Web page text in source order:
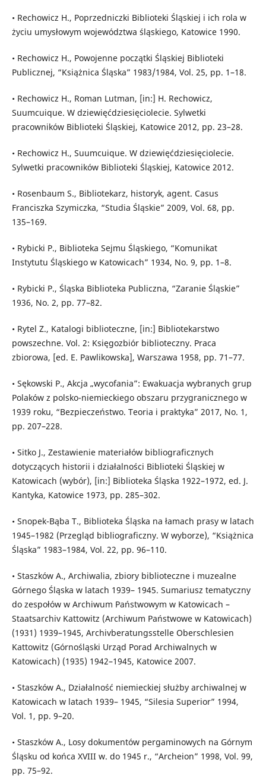
• Rechowicz H., Poprzedniczki Biblioteki Śląskiej i ich rola w
życiu umysłowym województwa śląskiego, Katowice 1990.
• Rechowicz H., Powojenne początki Śląskiej Biblioteki
Publicznej, “Książnica Śląska” 1983/1984, Vol. 25, pp. 1–18.
• Rechowicz H., Roman Lutman, [in:] H. Rechowicz,
Suumcuique. W dziewięćdziesięciolecie. Sylwetki
pracowników Biblioteki Śląskiej, Katowice 2012, pp. 23–28.
• Rechowicz H., Suumcuique. W dziewięćdziesięciolecie.
Sylwetki pracowników Biblioteki Śląskiej, Katowice 2012.
• Rosenbaum S., Bibliotekarz, historyk, agent. Casus
Franciszka Szymiczka, “Studia Śląskie” 2009, Vol. 68, pp.
135–169.
• Rybicki P., Biblioteka Sejmu Śląskiego, “Komunikat
Instytutu Śląskiego w Katowicach” 1934, No. 9, pp. 1–8.
• Rybicki P., Śląska Biblioteka Publiczna, “Zaranie Śląskie”
1936, No. 2, pp. 77–82.
• Rytel Z., Katalogi biblioteczne, [in:] Bibliotekarstwo
powszechne. Vol. 2: Księgozbiór biblioteczny. Praca
zbiorowa, [ed. E. Pawlikowska], Warszawa 1958, pp. 71–77.
• Sękowski P., Akcja „wycofania”: Ewakuacja wybranych grup
Polaków z polsko-niemieckiego obszaru przygranicznego w
1939 roku, “Bezpieczeństwo. Teoria i praktyka” 2017, No. 1,
pp. 207–228.
• Sitko J., Zestawienie materiałów bibliograficznych
dotyczących historii i działalności Biblioteki Śląskiej w
Katowicach (wybór), [in:] Biblioteka Śląska 1922–1972, ed. J.
Kantyka, Katowice 1973, pp. 285–302.
• Snopek-Bąba T., Biblioteka Śląska na łamach prasy w latach
1945–1982 (Przegląd bibliograficzny. W wyborze), “Książnica
Śląska” 1983–1984, Vol. 22, pp. 96–110.
• Staszków A., Archiwalia, zbiory biblioteczne i muzealne
Górnego Śląska w latach 1939– 1945. Sumariusz tematyczny
do zespołów w Archiwum Państwowym w Katowicach –
Staatsarchiv Kattowitz (Archiwum Państwowe w Katowicach)
(1931) 1939–1945, Archivberatungsstelle Oberschlesien
Kattowitz (Górnośląski Urząd Porad Archiwalnych w
Katowicach) (1935) 1942–1945, Katowice 2007.
• Staszków A., Działalność niemieckiej służby archiwalnej w
Katowicach w latach 1939– 1945, “Silesia Superior” 1994,
Vol. 1, pp. 9–20.
• Staszków A., Losy dokumentów pergaminowych na Górnym
Śląsku od końca XVIII w. do 1945 r., “Archeion” 1998, Vol. 99,
pp. 75–92.